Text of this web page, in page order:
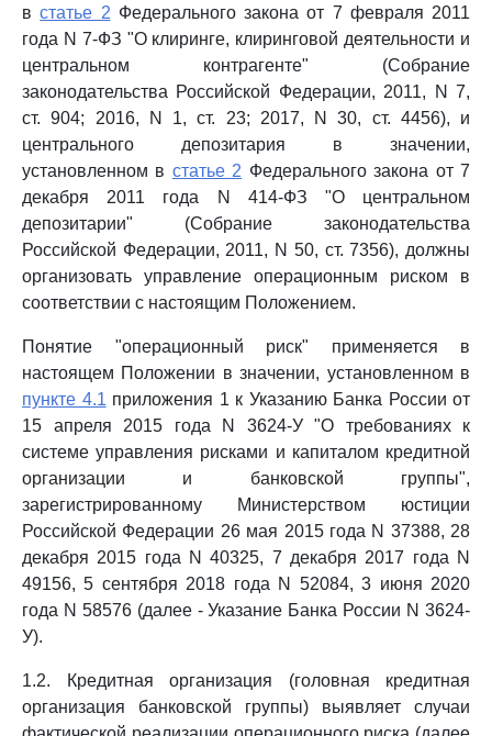
встатье 2 Федерального закона от 7 февраля 2011
года N 7-ФЗ "О клиринге, клиринговой деятельности и
центральном контрагенте" (Собрание
законодательства Российской Федерации, 2011, N 7,
ст. 904; 2016, N 1, ст. 23; 2017, N 30, ст. 4456), и
центрального депозитария в значении,
установленном в статье 2 Федерального закона от 7
декабря 2011 года N 414-ФЗ "О центральном
депозитарии" (Собрание законодательства
Российской Федерации, 2011, N 50, ст. 7356), должны
организовать управление операционным риском в
соответствии с настоящим Положением.
Понятие "операционный риск" применяется в
настоящем Положении в значении, установленном в
пункте 4.1 приложения 1 к Указанию Банка России от
15 апреля 2015 года N 3624-У "О требованиях к
системе управления рисками и капиталом кредитной
организации и банковской группы",
зарегистрированному Министерством юстиции
Российской Федерации 26 мая 2015 года N 37388, 28
декабря 2015 года N 40325, 7 декабря 2017 года N
49156, 5 сентября 2018 года N 52084, 3 июня 2020
года N 58576 (далее - Указание Банка России N 3624-
У).
1.2. Кредитная организация (головная кредитная
организация банковской группы) выявляет случаи